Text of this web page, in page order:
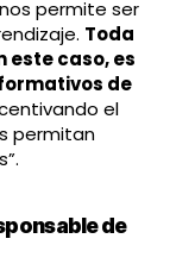
permite ser
Toda
este caso, es
de
el
permitan
de